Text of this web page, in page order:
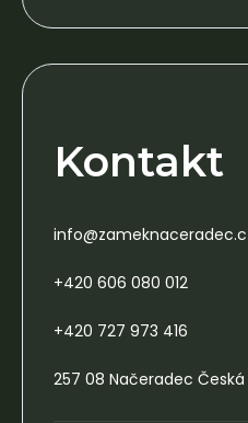
Kontakt
+420 606 080 012
+420 727 973 416
257 08 Načeradec